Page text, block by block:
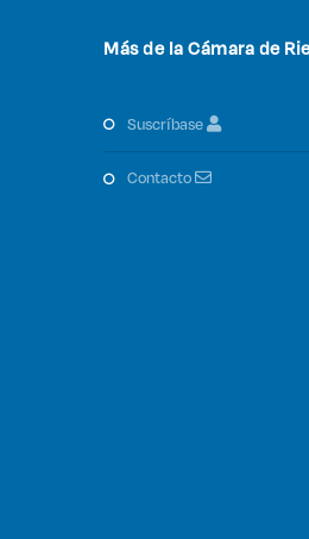
Más de la Cámara de
suscríbase
contacto